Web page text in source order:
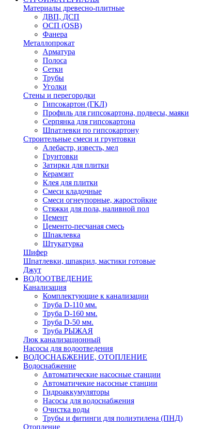
Материалы древесно-плитные
ДВП, ДСП
ОСП (OSB)
Фанера
Металлопрокат
Арматура
Полоса
Сетки
Трубы
Уголки
Стены и перегородки
Гипсокартон (ГКЛ)
Профиль для гипсокартона, подвесы, маяки
Серпянка для гипсокартона
Шпатлевки по гипсокартону
Строительные смеси и грунтовки
Алебастр, известь, мел
Грунтовки
Затирки для плитки
Керамзит
Клея для плитки
Смеси кладочные
Смеси огнеупорные, жаростойкие
Стяжки для пола, наливной пол
Цемент
Цементо-песчаная смесь
Шпаклевка
Штукатурка
Шифер
Шпатлевки, шпакрил, мастики готовые
Джут
ВОДООТВЕДЕНИЕ
Канализация
Комплектующие к канализации
Труба D-110 мм.
Труба D-160 мм.
Труба D-50 мм.
Труба РЫЖАЯ
Люк канализационный
Насосы для водоотведения
ВОДОСНАБЖЕНИЕ, ОТОПЛЕНИЕ
Водоснабжение
Автоматичеcкие насосные станции
Автоматичекие насосные станции
Гидроаккумуляторы
Насосы для водоснабжения
Очистка воды
Трубы и фитинги для полиэтилена (ПНД)
Отопление